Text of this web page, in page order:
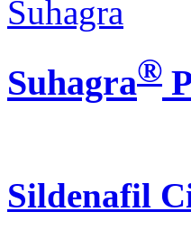
Suhagra®
Sildenafil